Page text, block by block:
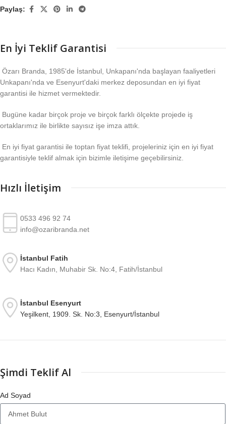
Paylaş:
En İyi Teklif Garantisi
Özarı Branda, 1985'de İstanbul, Unkapanı'nda başlayan faaliyetleri
Unkapanı'nda ve Esenyurt'daki merkez deposundan en iyi fiyat
garantisi ile hizmet vermektedir.
Bugüne kadar birçok proje ve birçok farklı ölçekte projede iş
ortaklarımız ile birlikte sayısız işe imza attık.
En iyi fiyat garantisi ile toptan fiyat teklifi, projeleriniz için en iyi fiyat
garantisiyle teklif almak için bizimle iletişime geçebilirsiniz.
Hızlı İletişim
0533 496 92 74
info@ozaribranda.net
İstanbul Fatih
Hacı Kadın, Muhabir Sk. No:4, Fatih/İstanbul
İstanbul Esenyurt
Yeşilkent, 1909. Sk. No:3, Esenyurt/İstanbul
Şimdi Teklif Al
Ad Soyad